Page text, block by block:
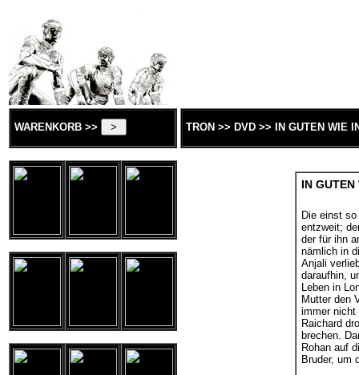
WARENKORB >> TRON >> DVD >> IN GUTEN WIE
IN GUTEN
Die einst
entzweit;
der für ihn
nämlich in
Anjali
daraufhin,
Leben in
Mutter den
immer nicht
Raichard
brechen.
Rohan auf
Bruder, um